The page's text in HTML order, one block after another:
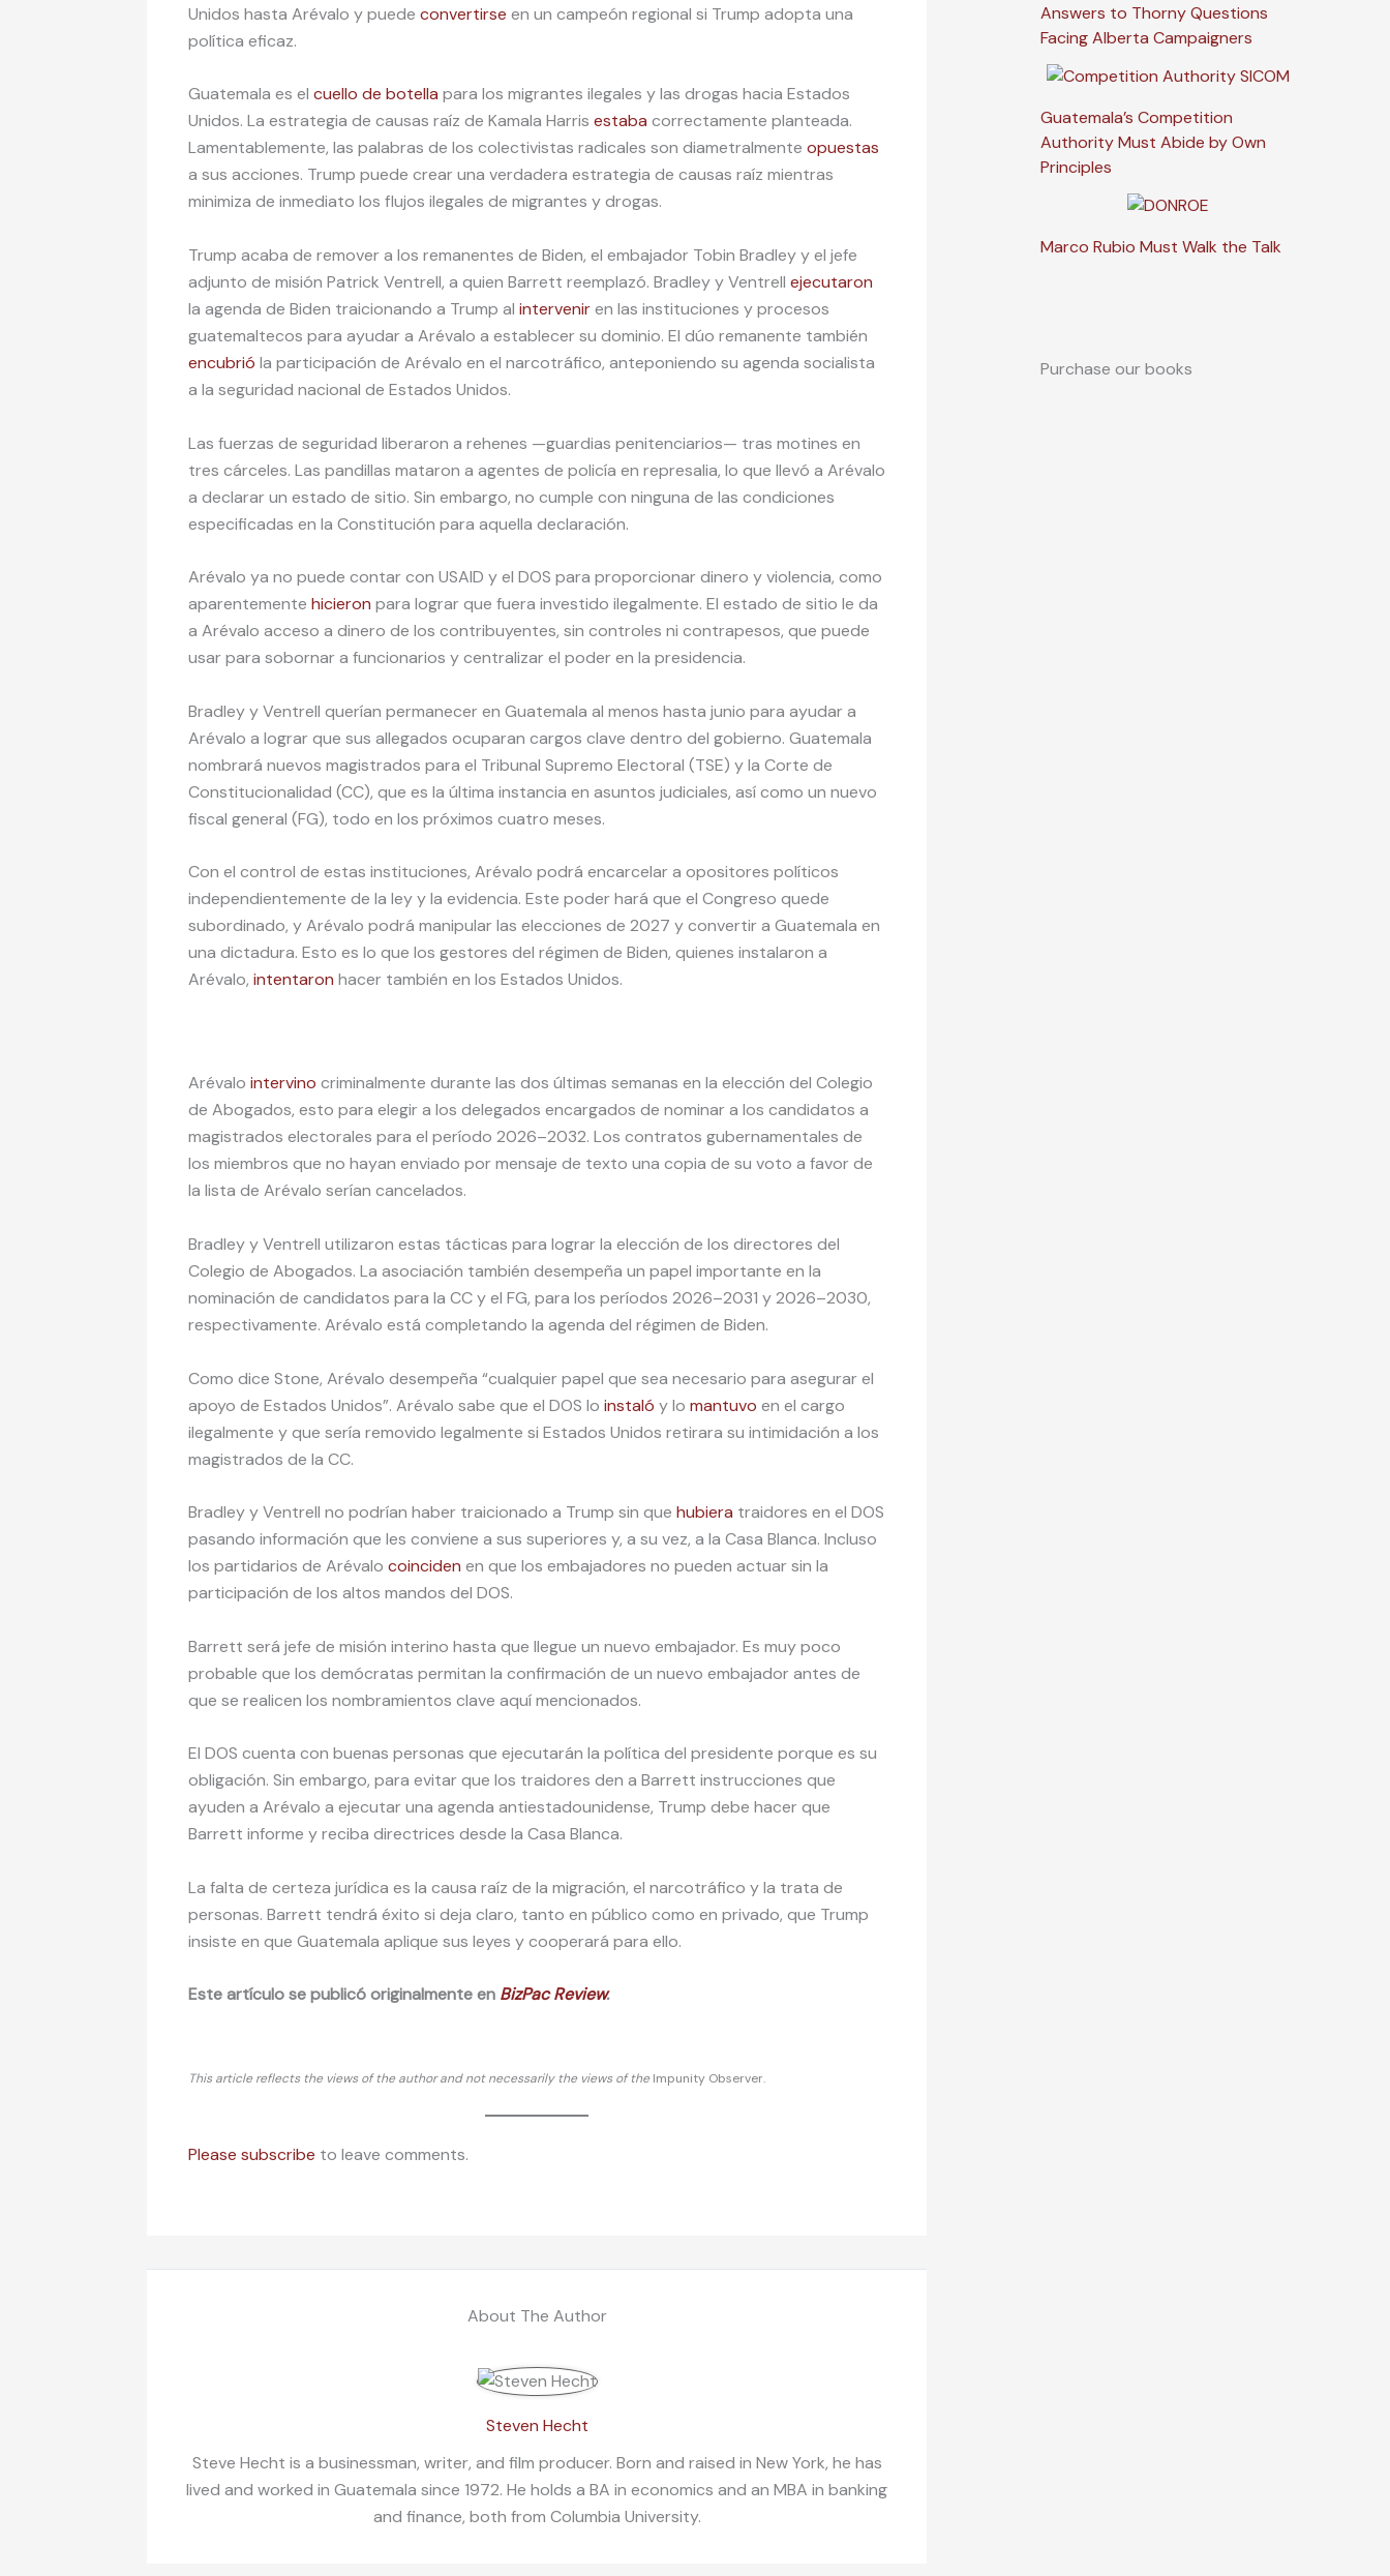
Unidos hasta Arévalo y puede convertirse en un campeón regional si Trump adopta una
política eficaz.
Guatemala es el cuello de botella para los migrantes ilegales y las drogas hacia Estados
Unidos. La estrategia de causas raíz de Kamala Harris estaba correctamente planteada.
Lamentablemente, las palabras de los colectivistas radicales son diametralmente opuestas
a sus acciones. Trump puede crear una verdadera estrategia de causas raíz mientras
minimiza de inmediato los flujos ilegales de migrantes y drogas.
Trump acaba de remover a los remanentes de Biden, el embajador Tobin Bradley y el jefe
adjunto de misión Patrick Ventrell, a quien Barrett reemplazó. Bradley y Ventrell ejecutaron
la agenda de Biden traicionando a Trump al interveniren las instituciones y procesos
guatemaltecos para ayudar a Arévalo a establecer su dominio. El dúo remanente también
encubrió la participación de Arévalo en el narcotráfico, anteponiendo su agenda socialista
a la seguridad nacional de Estados Unidos.
Las fuerzas de seguridad liberaron a rehenes —guardias penitenciarios— tras motines en
tres cárceles. Las pandillas mataron a agentes de policía en represalia, lo que llevó a Arévalo
a declarar un estado de sitio. Sin embargo, no cumple con ninguna de las condiciones
especificadas en la Constitución para aquella declaración.
Arévalo ya no puede contar con USAID y el DOS para proporcionar dinero y violencia, como
aparentemente hicieron para lograr que fuera investido ilegalmente. El estado de sitio le da
a Arévalo acceso a dinero de los contribuyentes, sin controles ni contrapesos, que puede
usar para sobornar a funcionarios y centralizar el poder en la presidencia.
Bradley y Ventrell querían permanecer en Guatemala al menos hasta junio para ayudar a
Arévalo a lograr que sus allegados ocuparan cargos clave dentro del gobierno. Guatemala
nombrará nuevos magistrados para el Tribunal Supremo Electoral (TSE) y la Corte de
Constitucionalidad (CC), que es la última instancia en asuntos judiciales, así como un nuevo
fiscal general (FG), todo en los próximos cuatro meses.
Con el control de estas instituciones, Arévalo podrá encarcelar a opositores políticos
independientemente de la ley y la evidencia. Este poder hará que el Congreso quede
subordinado, y Arévalo podrá manipular las elecciones de 2027 y convertir a Guatemala en
una dictadura. Esto es lo que los gestores del régimen de Biden, quienes instalaron a
Arévalo, intentaron hacer también en los Estados Unidos.
Arévalo intervino criminalmente durante las dos últimas semanas en la elección del Colegio
de Abogados, esto para elegir a los delegados encargados de nominar a los candidatos a
magistrados electorales para el período 2026–2032. Los contratos gubernamentales de
los miembros que no hayan enviado por mensaje de texto una copia de su voto a favor de
la lista de Arévalo serían cancelados.
Bradley y Ventrell utilizaron estas tácticas para lograr la elección de los directores del
Colegio de Abogados. La asociación también desempeña un papel importante en la
nominación de candidatos para la CC y el FG, para los períodos 2026–2031 y 2026–2030,
respectivamente. Arévalo está completando la agenda del régimen de Biden.
Como dice Stone, Arévalo desempeña “cualquier papel que sea necesario para asegurar el
apoyo de Estados Unidos”. Arévalo sabe que el DOS lo instaló y lo mantuvo en el cargo
ilegalmente y que sería removido legalmente si Estados Unidos retirara su intimidación a los
magistrados de la CC.
Bradley y Ventrell no podrían haber traicionado a Trump sin que hubiera traidores en el DOS
pasando información que les conviene a sus superiores y, a su vez, a la Casa Blanca. Incluso
los partidarios de Arévalo coinciden en que los embajadores no pueden actuar sin la
participación de los altos mandos del DOS.
Barrett será jefe de misión interino hasta que llegue un nuevo embajador. Es muy poco
probable que los demócratas permitan la confirmación de un nuevo embajador antes de
que se realicen los nombramientos clave aquí mencionados.
El DOS cuenta con buenas personas que ejecutarán la política del presidente porque es su
obligación. Sin embargo, para evitar que los traidores den a Barrett instrucciones que
ayuden a Arévalo a ejecutar una agenda antiestadounidense, Trump debe hacer que
Barrett informe y reciba directrices desde la Casa Blanca.
La falta de certeza jurídica es la causa raíz de la migración, el narcotráfico y la trata de
personas. Barrett tendrá éxito si deja claro, tanto en público como en privado, que Trump
insiste en que Guatemala aplique sus leyes y cooperará para ello.
Este artículo se publicó originalmente en BizPac Review.
This article reflects the views of the author and not necessarily the views of the Impunity Observer.
Please subscribe to leave comments.
About The Author
Steven Hecht
Steve Hecht is a businessman, writer, and film producer. Born and raised in New York, he has
lived and worked in Guatemala since 1972. He holds a BA in economics and an MBA in banking
and finance, both from Columbia University.
Answers to Thorny Questions
Facing Alberta Campaigners
Guatemala’s Competition
Authority Must Abide by Own
Principles
Marco Rubio Must Walk the Talk
Purchase our books